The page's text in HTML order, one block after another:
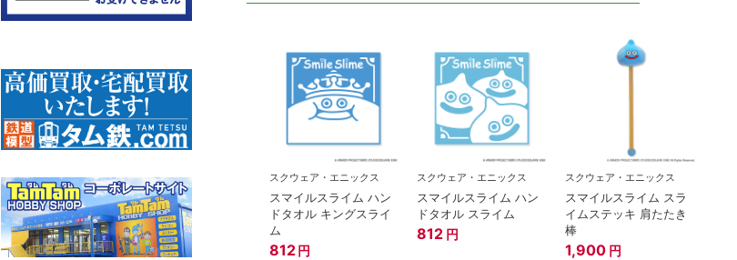
スクウェア・エニックス
スマイルスライム ハン
ドタオル キングスライ
ム
812 円
スクウェア・エニックス
スマイルスライム ハン
ドタオル スライム
812 円
スクウェア・エニックス
スマイルスライム スラ
イムステッキ 肩たたき
棒
1,900 円